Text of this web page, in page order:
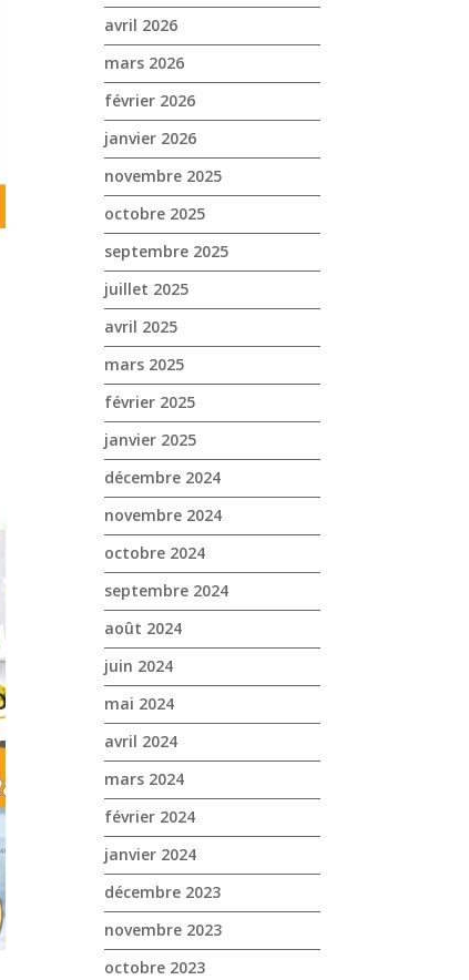
avril 2026
mars 2026
février 2026
janvier 2026
novembre 2025
octobre 2025
septembre 2025
juillet 2025
avril 2025
mars 2025
février 2025
janvier 2025
décembre 2024
novembre 2024
octobre 2024
septembre 2024
août 2024
juin 2024
mai 2024
avril 2024
mars 2024
février 2024
janvier 2024
décembre 2023
novembre 2023
octobre 2023